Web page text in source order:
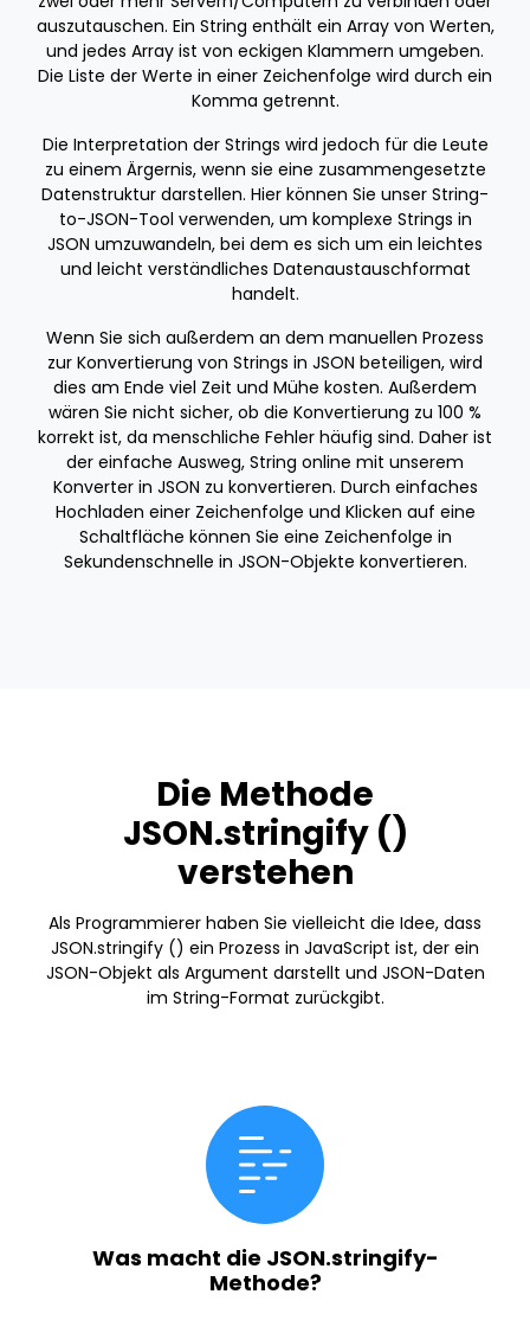
auszutauschen. Ein String enthält ein Array von Werten,
und jedes Array ist von eckigen Klammern umgeben.
Die Liste der Werte in einer Zeichenfolge wird durch ein
Komma getrennt.
Die Interpretation der Strings wird jedoch für die Leute
zu einem Ärgernis, wenn sie eine zusammengesetzte
Datenstruktur darstellen. Hier können Sie unser String-
to-JSON-Tool verwenden, um komplexe Strings in
JSON umzuwandeln, bei dem es sich um ein leichtes
und leicht verständliches Datenaustauschformat
handelt.
Wenn Sie sich außerdem an dem manuellen Prozess
zur Konvertierung von Strings in JSON beteiligen, wird
dies am Ende viel Zeit und Mühe kosten. Außerdem
wären Sie nicht sicher, ob die Konvertierung zu 100 %
korrekt ist, da menschliche Fehler häufig sind. Daher ist
der einfache Ausweg, String online mit unserem
Konverter in JSON zu konvertieren. Durch einfaches
Hochladen einer Zeichenfolge und Klicken auf eine
Schaltfläche können Sie eine Zeichenfolge in
Sekundenschnelle in JSON-Objekte konvertieren.
Die Methode
JSON.stringify ()
verstehen
Als Programmierer haben Sie vielleicht die Idee, dass
JSON.stringify () ein Prozess in JavaScript ist, der ein
JSON-Objekt als Argument darstellt und JSON-Daten
im String-Format zurückgibt.
Was macht die JSON.stringify-
Methode?